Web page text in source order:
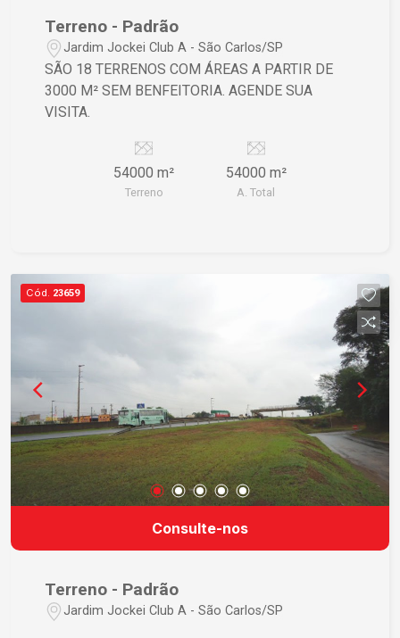
Terreno - Padrão
Jardim Jockei Club A - São Carlos/SP
SÃO 18 TERRENOS COM ÁREAS A PARTIR DE
3000 M² SEM BENFEITORIA. AGENDE SUA
VISITA.
54000 m²
Terreno
54000 m²
A. Total
Cód. 23659
Consulte-nos
Terreno - Padrão
Jardim Jockei Club A - São Carlos/SP